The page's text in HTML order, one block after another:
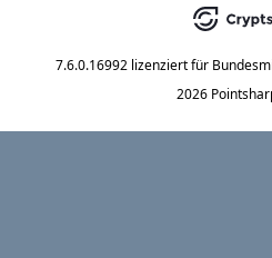
7.6.0.16992 lizenziert für
2026